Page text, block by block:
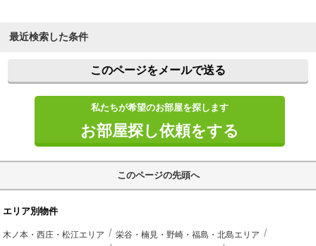
最近検索した条件
このページをメールで送る
私たちが希望のお部屋を探します
お部屋探し依頼をする
このページの先頭へ
エリア別物件
木ノ本・西庄・松江エリア
栄谷・楠見・野崎・福島・北島エリア